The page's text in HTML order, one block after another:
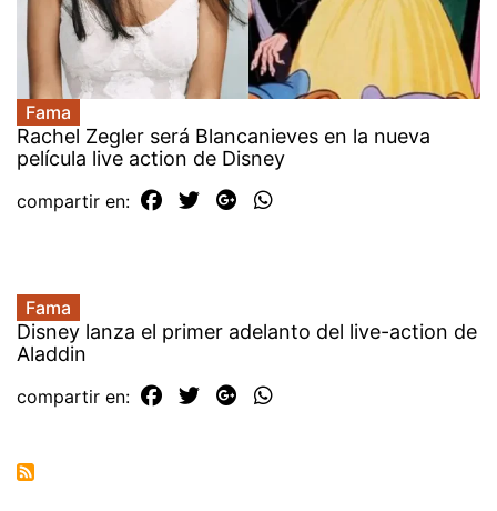
Fama
Rachel Zegler será Blancanieves en la nueva
película live action de Disney
compartir en:
Fama
Disney lanza el primer adelanto del live-action de
Aladdin
compartir en: